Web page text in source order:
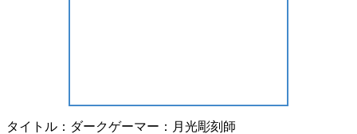
タイトル：ダークゲーマー：月光彫刻師